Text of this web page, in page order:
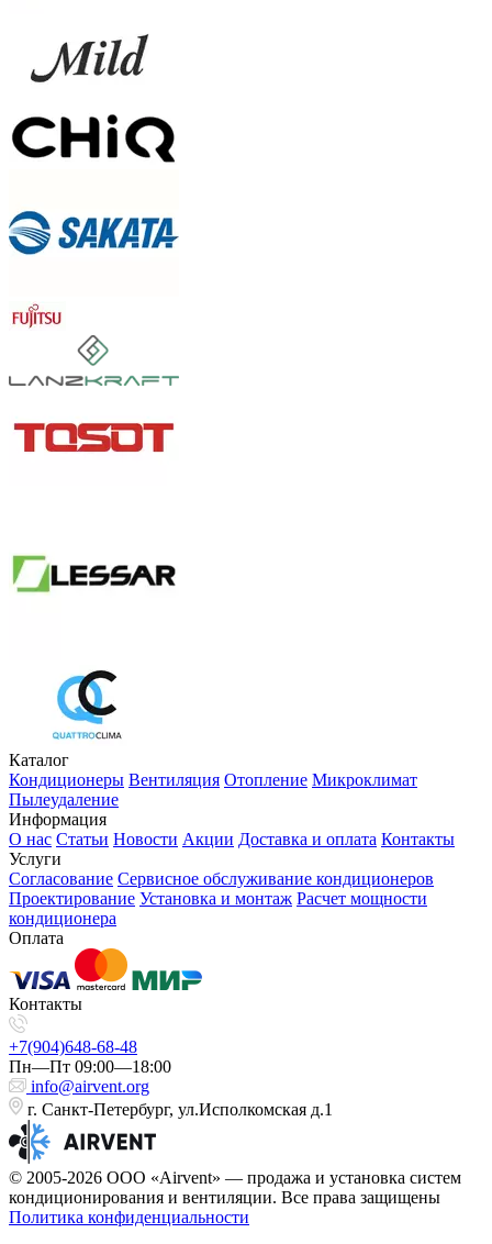
Каталог
Кондиционеры Вентиляция Отопление Микроклимат
Пылеудаление
Информация
О нас Статьи Новости Акции Доставка и оплата Контакты
Услуги
Согласование Сервисное обслуживание кондиционеров
Проектирование Установка и монтаж Расчет мощности
кондиционера
Оплата
Контакты
+7(904)648-68-48
Пн—Пт 09:00—18:00
info@airvent.org
г. Санкт-Петербург, ул.Исполкомская д.1
© 2005-2026 ООО «Airvent» — продажа и установка систем
кондиционирования и вентиляции. Все права защищены
Политика конфиденциальности